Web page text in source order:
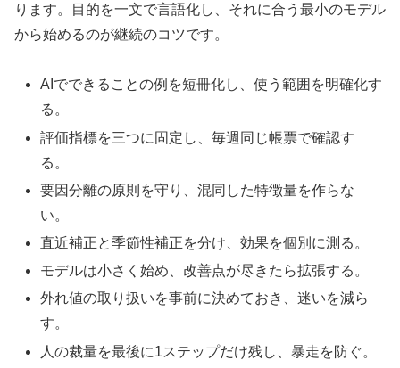
ります。目的を一文で言語化し、それに合う最小のモデル
から始めるのが継続のコツです。
AIでできることの例を短冊化し、使う範囲を明確化す
る。
評価指標を三つに固定し、毎週同じ帳票で確認す
る。
要因分離の原則を守り、混同した特徴量を作らな
い。
直近補正と季節性補正を分け、効果を個別に測る。
モデルは小さく始め、改善点が尽きたら拡張する。
外れ値の取り扱いを事前に決めておき、迷いを減ら
す。
人の裁量を最後に1ステップだけ残し、暴走を防ぐ。